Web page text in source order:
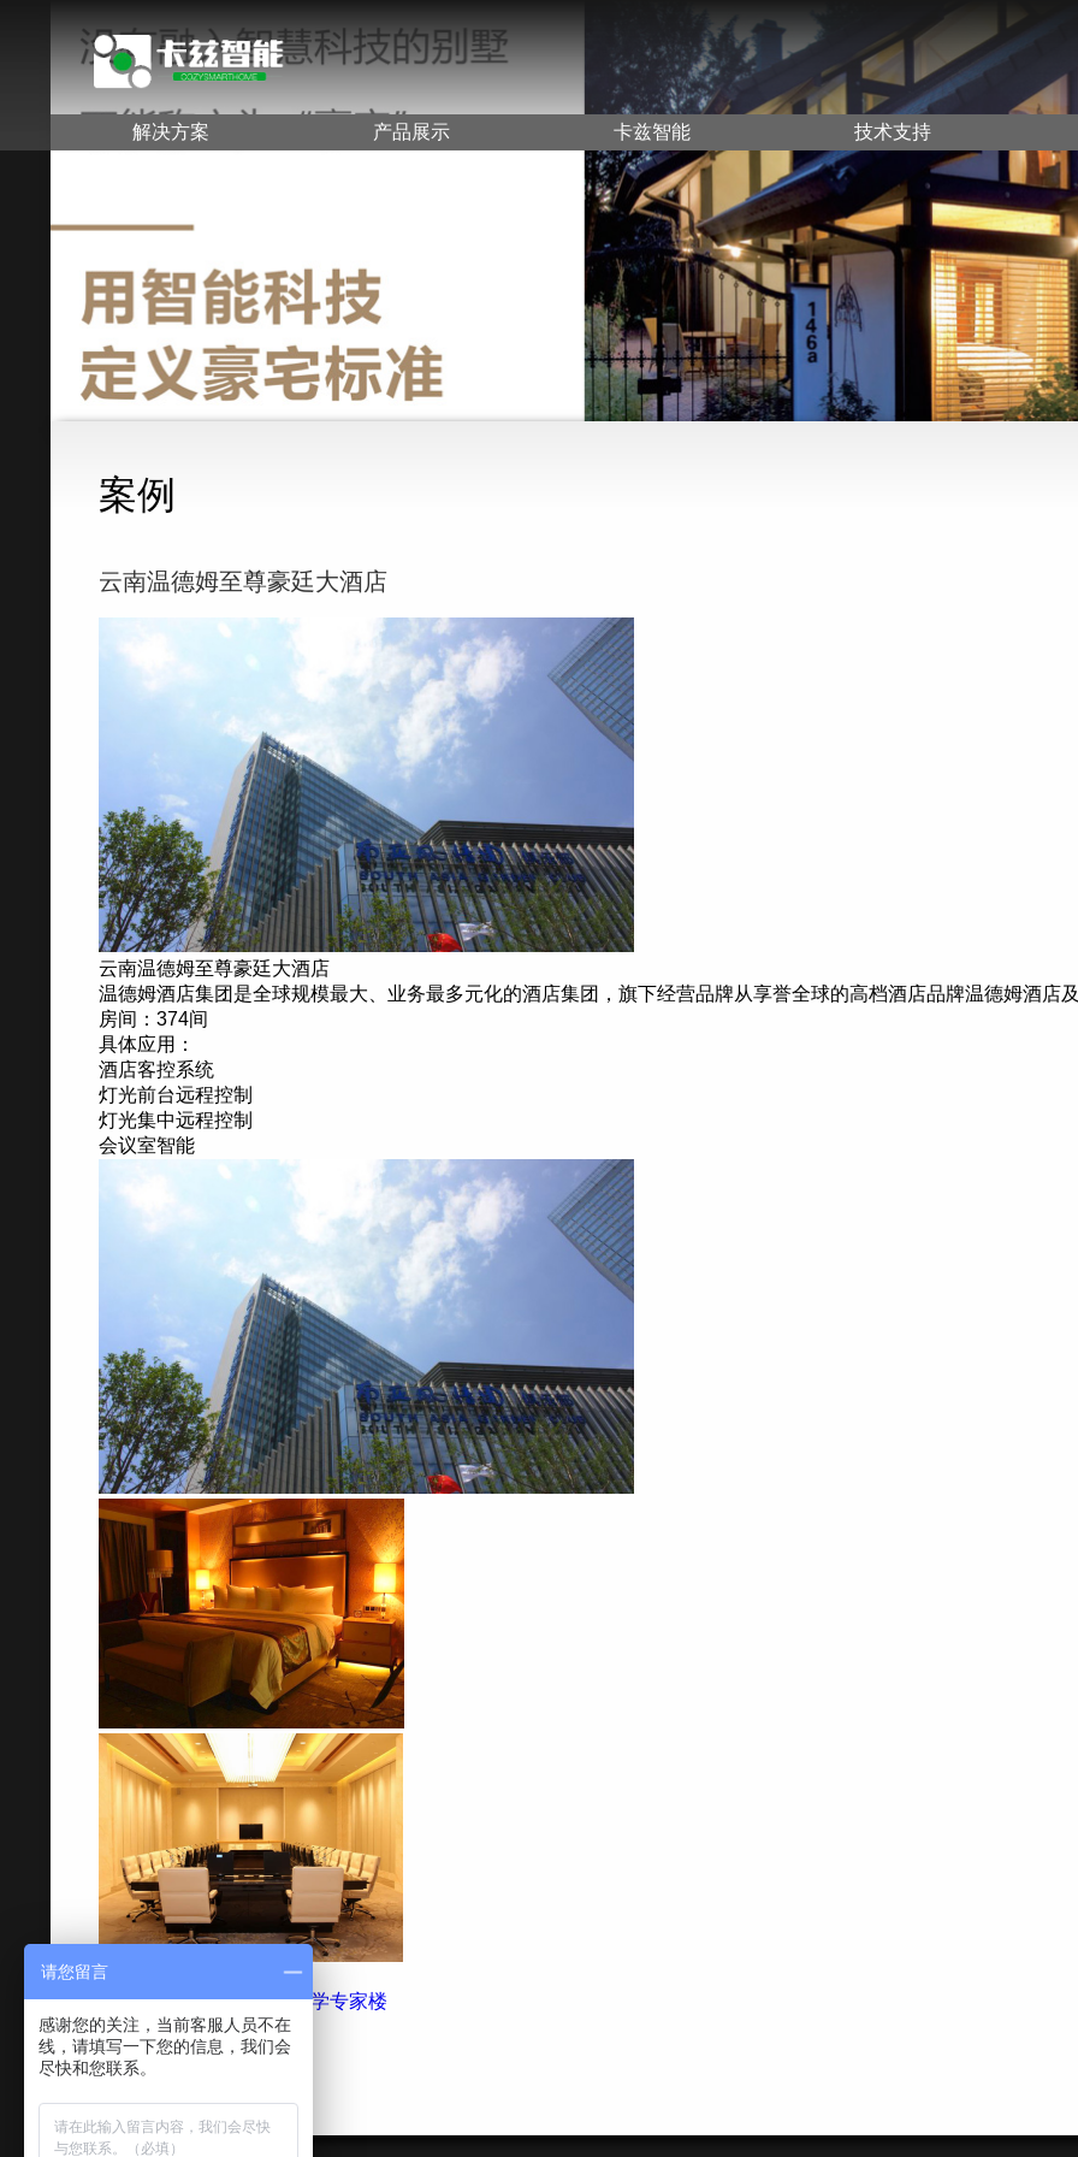
解决方案 产品展示 卡兹智能 技术支持
案例
云南温德姆至尊豪廷大酒店
云南温德姆至尊豪廷大酒店
温德姆酒店集团是全球规模最大、业务最多元化的酒店集团，旗下经营品牌从享誉全球的高档酒店品牌温德姆酒店
房间：374间
具体应用：
酒店客控系统
灯光前台远程控制
灯光集中远程控制
会议室智能
上一个案例：南方科技大学专家楼
下一个案例：万象国际
返回案例列表
请您留言
感谢您的关注，当前客服人员不在
线，请填写一下您的信息，我们会
尽快和您联系。